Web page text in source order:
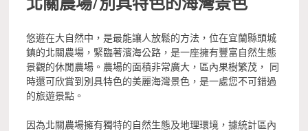
悠遊在大自然中，是最能讓人放鬆的方法，位在宜蘭縣頭城
鎮的北關農場，緊臨著濱海公路，是一座擁有豐富自然生態
景觀的休閒農場。農場的面積非常廣大，區內果樹繁茂， 同
時還可欣賞到別具特色的美麗海灣景色，是一處您不可錯過
的旅遊景點。
因為北關農場擁有獨特的自然生態及地理環境，據統計區內